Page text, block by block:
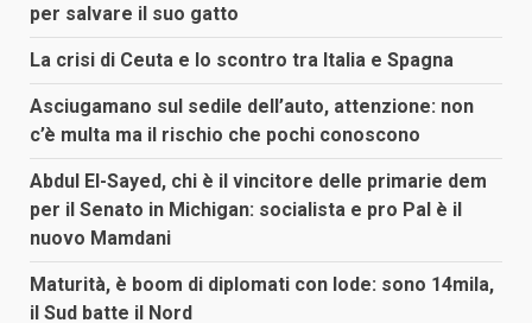
per salvare il suo gatto
La crisi di Ceuta e lo scontro tra Italia e Spagna
Asciugamano sul sedile dell’auto, attenzione: non
c’è multa ma il rischio che pochi conoscono
Abdul El-Sayed, chi è il vincitore delle primarie dem
per il Senato in Michigan: socialista e pro Pal è il
nuovo Mamdani
Maturità, è boom di diplomati con lode: sono 14mila,
il Sud batte il Nord